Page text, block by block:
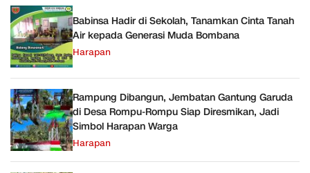
Babinsa Hadir di Sekolah, Tanamkan Cinta Tanah
Air kepada Generasi Muda Bombana
Harapan
Rampung Dibangun, Jembatan Gantung Garuda
di Desa Rompu-Rompu Siap Diresmikan, Jadi
Simbol Harapan Warga
Harapan